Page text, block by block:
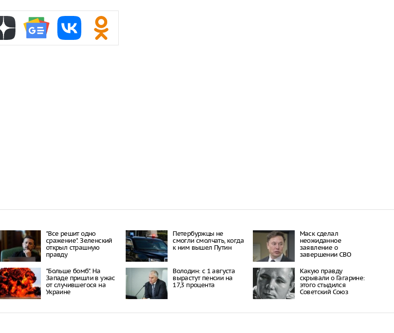
"Все решит одно
сражение". Зеленский
открыл страшную
правду
Петербуржцы не
смогли смолчать, когда
к ним вышел Путин
Маск сделал
неожиданное
заявление о
завершении СВО
"Больше бомб". На
Западе пришли в ужас
от случившегося на
Украине
Володин: с 1 августа
вырастут пенсии на
17,3 процента
Какую правду
скрывали о Гагарине:
этого стыдился
Советский Союз